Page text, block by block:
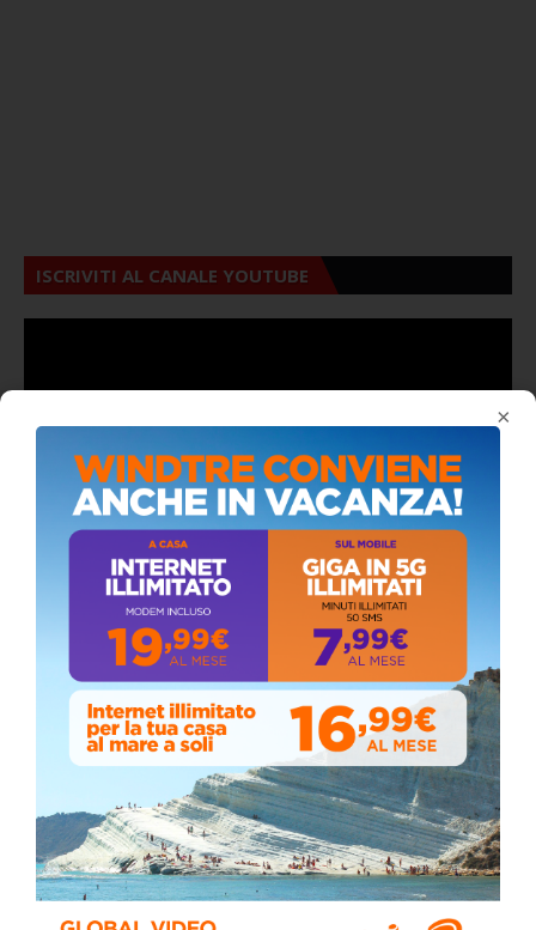
×
ISCRIVITI AL CANALE YOUTUBE
ALMANACCO DEL GIORNO